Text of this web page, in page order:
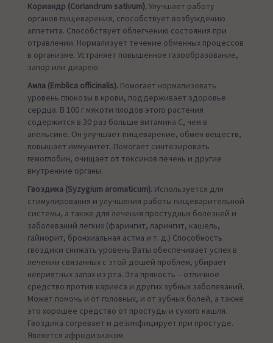
Кориандр (Coriandrum sativum).Улучшает работу
органов пищеварения, способствует возбуждению
аппетита. Способствует облегчению состояния при
отравлении. Нормализует течение обменных процессов
в организме. Устраняет повышенное газообразование,
запор или диарею.
Амла (Emblica officinalis). Помогает нормализовать
уровень глюкозы в крови, поддерживает здоровье
сердца. В 100 г мякоти плодов этого растения
содержится в 30 раз больше витамина С, чем в
апельсине. Он улучшает пищеварение, обмен веществ,
повышает иммунитет. Помогает синтезировать
гемоглобин, очищает от токсинов печень и другие
внутренние органы.
Гвоздика (Syzygium aromaticum). Используется для
стимулирования и улучшения работы пищеварительной
системы, а также для лечения простудных болезней и
заболеваний легких (фарингит, ларингит, кашель,
гайморит, бронхиальная астма и т. д.) Способность
гвоздики снижать уровень Ваты обеспечивает успех в
лечении связанных с этой дошей проблем, убирает
неприятных запах из рта. Эта пряность – отличное
средство против кариеса и других зубных заболеваний.
Может помочь и от головных, и от зубных болей, а также
это хорошее средство от простуды и сухого кашля.
Гвоздика согревает и дезинфицирует при простуде.
Является афродизиаком.